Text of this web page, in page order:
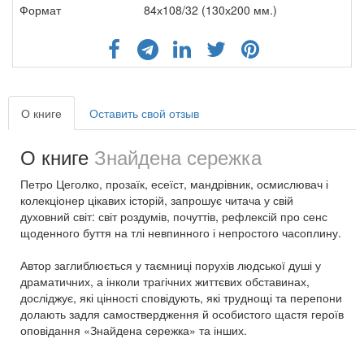
Формат
84х108/32 (130х200 мм.)
О книге Оставить свой отзыв
О книге Знайдена сережка
Петро Цеголко, прозаїк, есеїст, мандрівник, осмислювач і
колекціонер цікавих історій, запрошує читача у свій
духовний світ: світ роздумів, почуттів, рефлексій про сенс
щоденного буття на тлі невпинного і непростого часоплину.
Автор заглиблюється у таємниці порухів людської душі у
драматичних, а інколи трагічних життєвих обставинах,
досліджує, які цінності сповідують, які труднощі та перепони
долають задля самоствердження й особистого щастя героїв
оповідання «Знайдена сережка» та інших.